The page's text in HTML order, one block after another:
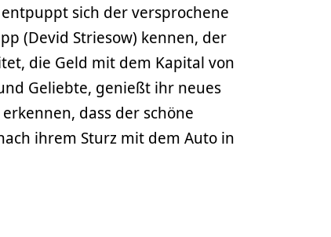
sich der versprochene
(Devid Striesow) kennen, der
die Geld mit dem Kapital von
Geliebte, genießt ihr neues
dass der schöne
ihrem Sturz mit dem Auto in